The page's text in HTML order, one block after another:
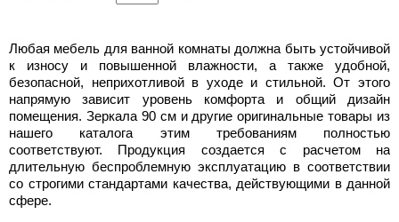
Любая мебель для ванной комнаты должна быть устойчивой
к износу и повышенной влажности, а также удобной,
безопасной, неприхотливой в уходе и стильной. От этого
напрямую зависит уровень комфорта и общий дизайн
помещения. Зеркала 90 см и другие оригинальные товары из
нашего каталога этим требованиям полностью
соответствуют. Продукция создается с расчетом на
длительную беспроблемную эксплуатацию в соответствии
со строгими стандартами качества, действующими в данной
сфере.